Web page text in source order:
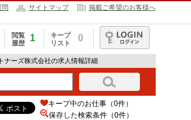
問 サイトマップ 掲載ご希望のお客様へ
閲覧
履歴
1
キープ
リスト
0
ログイン
ナーズ株式会社の求人情報詳細
キープ中のお仕事（0件）
保存した検索条件（0件）